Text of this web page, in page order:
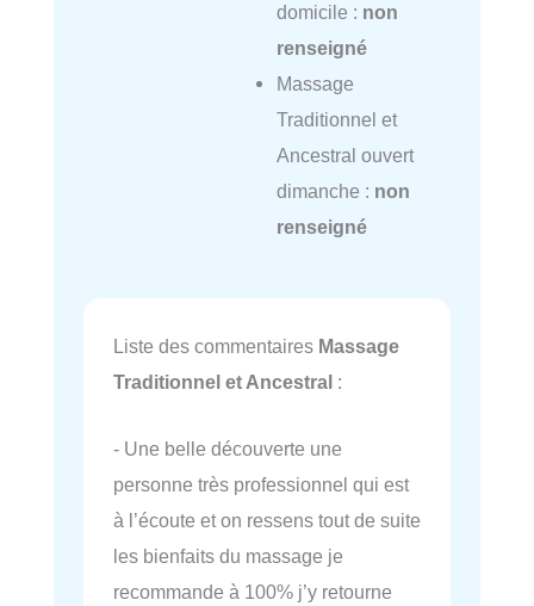
domicile : non
renseigné
Massage
Traditionnel et
Ancestral ouvert
dimanche : non
renseigné
Liste des commentaires Massage
Traditionnel et Ancestral :
- Une belle découverte une
personne très professionnel qui est
à l’écoute et on ressens tout de suite
les bienfaits du massage je
recommande à 100% j’y retourne